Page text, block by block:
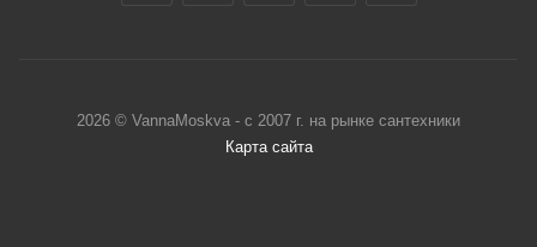
2026 © VannaMoskva - с 2007 г. на рынке сантехники
Карта сайта